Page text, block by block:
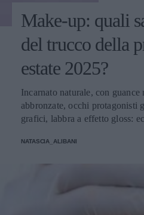
Make-up: quali
del trucco della
estate 2025?
Incarnato naturale, con guance
abbronzate, occhi protagonisti
grafici, labbra a effetto gloss:
NATASCIA_ALIBANI